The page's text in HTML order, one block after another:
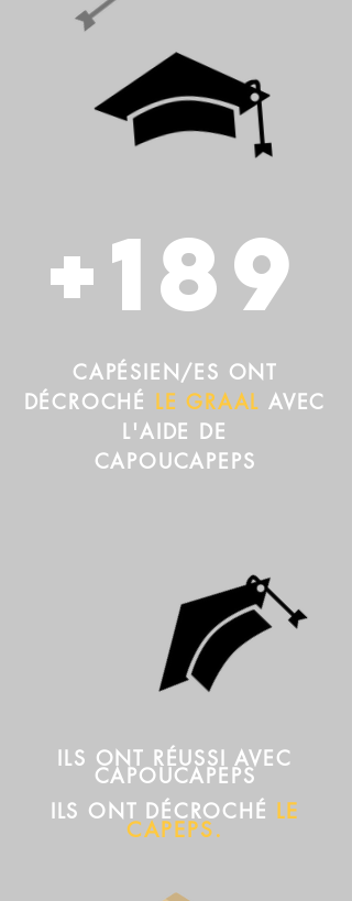
+189
CAPÉSIEN/ES ONT
DÉCROCHÉ LE GRAAL AVEC
L'AIDE DE
CAPOUCAPEPS
ILS ONT RÉUSSI AVEC
CAPOUCAPEPS
ILS ONT DÉCROCHÉ LE
CAPEPS.